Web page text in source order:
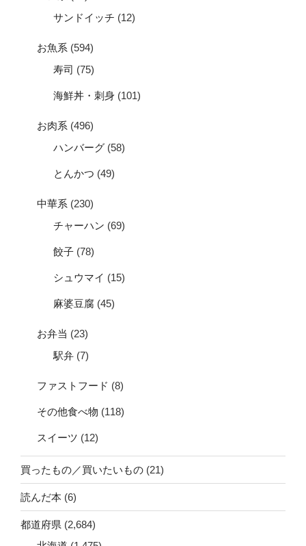
サンドイッチ (12)
お魚系 (594)
寿司 (75)
海鮮丼・刺身 (101)
お肉系 (496)
ハンバーグ (58)
とんかつ (49)
中華系 (230)
チャーハン (69)
餃子 (78)
シュウマイ (15)
麻婆豆腐 (45)
お弁当 (23)
駅弁 (7)
ファストフード (8)
その他食べ物 (118)
スイーツ (12)
買ったもの／買いたいもの (21)
読んだ本 (6)
都道府県 (2,684)